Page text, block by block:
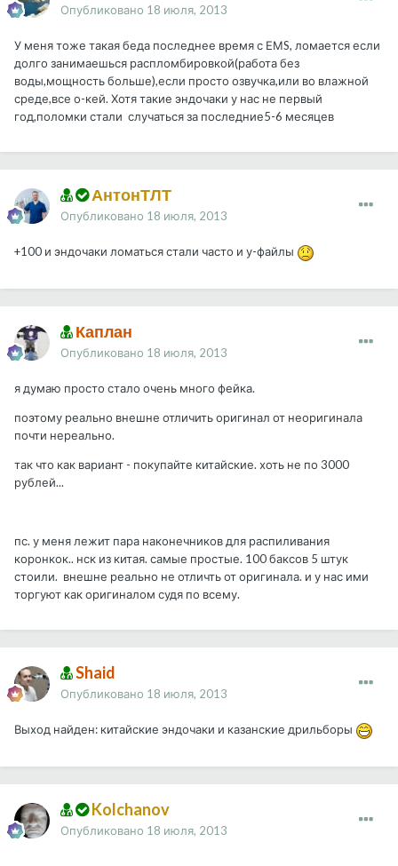
Опубликовано 18 июля, 2013
У меня тоже такая беда последнее время с ЕМS, ломается если
долго занимаешься распломбировкой(работа без
воды,мощность больше),если просто озвучка,или во влажной
среде,все о-кей. Хотя такие эндочаки у нас не первый
год,поломки стали случаться за последние5-6 месяцев
АнтонТЛТ
Опубликовано 18 июля, 2013
+100 и эндочаки ломаться стали часто и у-файлы
Каплан
Опубликовано 18 июля, 2013
я думаю просто стало очень много фейка.
поэтому реально внешне отличить оригинал от неоригинала
почти нереально.
так что как вариант - покупайте китайские. хоть не по 3000
рублей...
пс. у меня лежит пара наконечников для распиливания
коронкок.. нск из китая. самые простые. 100 баксов 5 штук
стоили. внешне реально не отличть от оригинала. и у нас ими
торгуют как оригиналом судя по всему.
Shaid
Опубликовано 18 июля, 2013
Выход найден: китайские эндочаки и казанские дрильборы
Kolchanov
Опубликовано 18 июля, 2013